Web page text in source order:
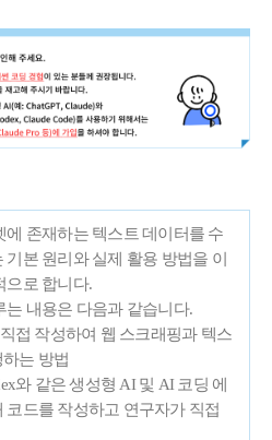
에 존재하는 텍스트 데이터를 수
기본 원리와 실제 활용 방법을 이
으로 합니다.
는 내용은 다음과 같습니다.
접 작성하여 웹 스크래핑과 텍스
는 방법
와 같은 생성형 AI 및 AI 코딩 에
코드를 작성하고 연구자가 직접